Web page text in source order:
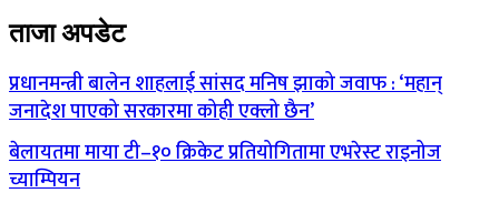
ताजा अपडेट
प्रधानमन्त्री बालेन शाहलाई सांसद मनिष झाको जवाफ : ‘महान्
जनादेश पाएको सरकारमा कोही एक्लो छैन’
बेलायतमा माया टी–१० क्रिकेट प्रतियोगितामा एभरेस्ट राइनोज
च्याम्पियन